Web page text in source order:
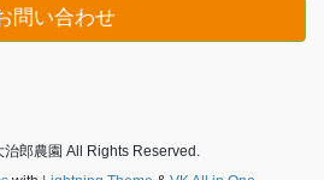
問い合わせ
郎農園 All Rights Reserved.